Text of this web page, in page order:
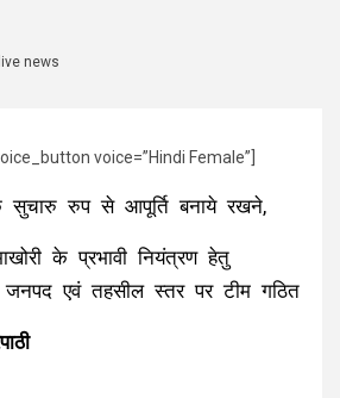
news
voice=”Hindi Female”]
रुप से आपूर्ति बनाये रखने,
के प्रभावी नियंत्रण हेतु
जनपद एवं तहसील स्तर पर टीम गठित